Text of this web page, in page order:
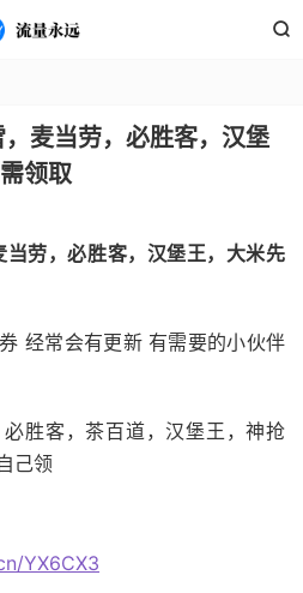

麦当劳，必胜客，汉堡
领取
劳，必胜客，汉堡王，大米先
经常会有更新 有需要的小伙伴
胜客，茶百道，汉堡王，神抢
己领
YX6CX3